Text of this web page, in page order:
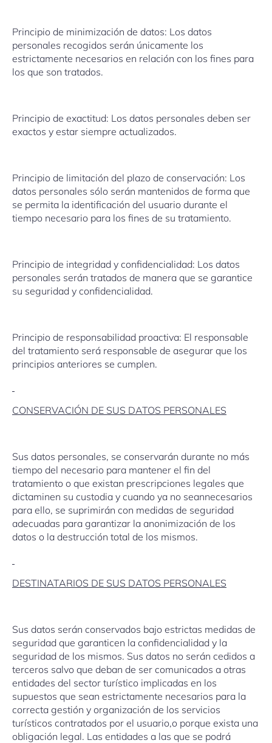
Principio de minimización de datos: Los datos
personales recogidos serán únicamente los
estrictamente necesarios en relación con los fines para
los que son tratados.
Principio de exactitud: Los datos personales deben ser
exactos y estar siempre actualizados.
Principio de limitación del plazo de conservación: Los
datos personales sólo serán mantenidos de forma que
se permita la identificación del usuario durante el
tiempo necesario para los fines de su tratamiento.
Principio de integridad y confidencialidad: Los datos
personales serán tratados de manera que se garantice
su seguridad y confidencialidad.
Principio de responsabilidad proactiva: El responsable
del tratamiento será responsable de asegurar que los
principios anteriores se cumplen.
CONSERVACIÓN DE SUS DATOS PERSONALES
Sus datos personales, se conservarán durante no más
tiempo del necesario para mantener el fin del
tratamiento o que existan prescripciones legales que
dictaminen su custodia y cuando ya no seannecesarios
para ello, se suprimirán con medidas de seguridad
adecuadas para garantizar la anonimización de los
datos o la destrucción total de los mismos.
DESTINATARIOS DE SUS DATOS PERSONALES
Sus datos serán conservados bajo estrictas medidas de
seguridad que garanticen la confidencialidad y la
seguridad de los mismos. Sus datos no serán cedidos a
terceros salvo que deban de ser comunicados a otras
entidades del sector turístico implicadas en los
supuestos que sean estrictamente necesarios para la
correcta gestión y organización de los servicios
turísticos contratados por el usuario,o porque exista una
obligación legal. Las entidades a las que se podrá